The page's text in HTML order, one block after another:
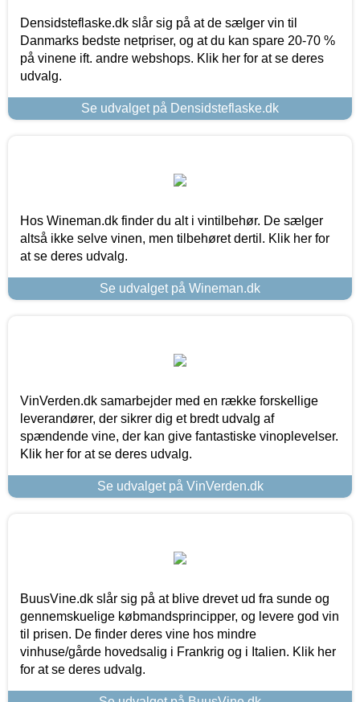
Densidsteflaske.dk slår sig på at de sælger vin til
Danmarks bedste netpriser, og at du kan spare 20-70 %
på vinene ift. andre webshops. Klik her for at se deres
udvalg.
Se udvalget på Densidsteflaske.dk
Hos Wineman.dk finder du alt i vintilbehør. De sælger
altså ikke selve vinen, men tilbehøret dertil. Klik her for
at se deres udvalg.
Se udvalget på Wineman.dk
VinVerden.dk samarbejder med en række forskellige
leverandører, der sikrer dig et bredt udvalg af
spændende vine, der kan give fantastiske vinoplevelser.
Klik her for at se deres udvalg.
Se udvalget på VinVerden.dk
BuusVine.dk slår sig på at blive drevet ud fra sunde og
gennemskuelige købmandsprincipper, og levere god vin
til prisen. De finder deres vine hos mindre
vinhuse/gårde hovedsalig i Frankrig og i Italien. Klik her
for at se deres udvalg.